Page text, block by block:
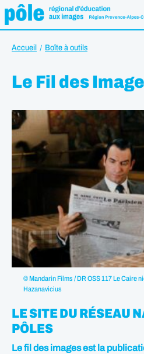
Accueil Boîte à outils
Le Fil des
© Mandarin Films / DR OSS 117 Le Caire
Hazanavicius
LE SITE DU RÉSEAU
PÔLES
Le fil des images est la